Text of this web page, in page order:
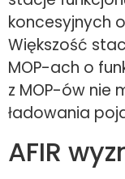
koncesyjnych
Większość
MOP-ach o
z MOP-ów nie
ładowania
AFIR